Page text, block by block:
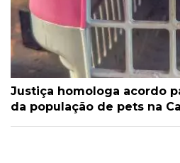
Justiça homologa acordo
da população de pets na